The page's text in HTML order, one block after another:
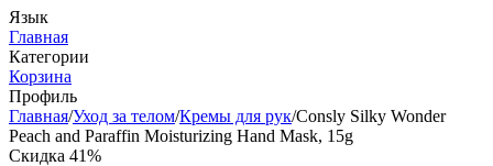
Язык
Главная
Категории
Корзина
Профиль
Главная/Уход за телом/Кремы для рук/Consly Silky Wonder
Peach and Paraffin Moisturizing Hand Mask, 15g
Скидка 41%